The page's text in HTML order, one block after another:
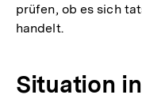
prüfen, ob es sich
handelt.
Situation